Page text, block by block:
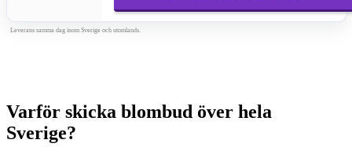
Leverans samma dag inom Sverige och utomlands.
Varför skicka blombud över hela
Sverige?